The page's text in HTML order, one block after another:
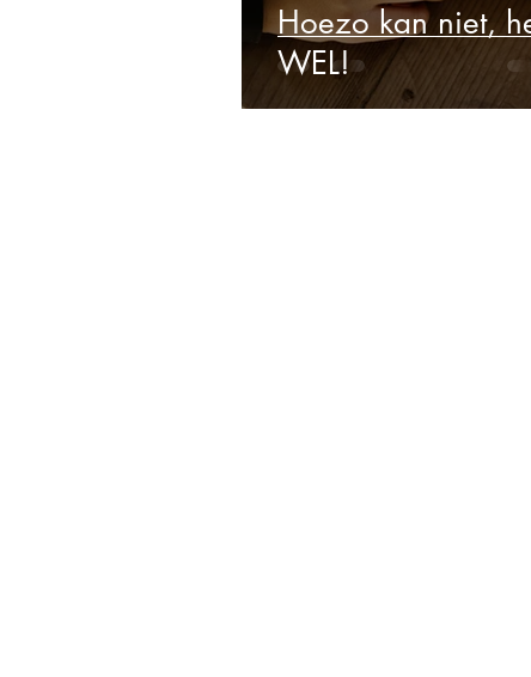
Hoezo kan niet,
WEL!